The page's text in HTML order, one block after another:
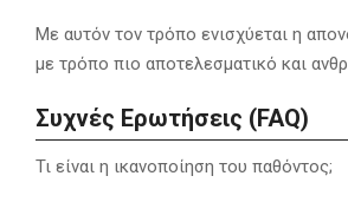
Με αυτόν τον τρόπο ενισχύεται η
με τρόπο πιο αποτελεσματικό και
Συχνές Ερωτήσεις (FAQ)
Τι είναι η ικανοποίηση του παθόντος;